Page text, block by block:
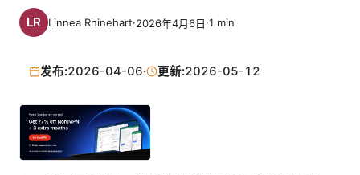
Linnea Rhinehart·2026年4月6日·1 min
发布:2026-04-06· 更新:2026-05-12